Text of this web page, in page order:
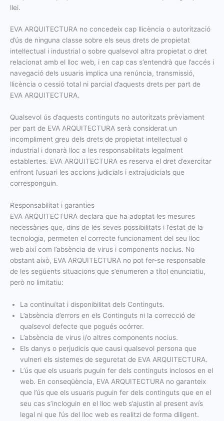
llei.
EVA ARQUITECTURA no concedeix cap llicència o autorització
d’ús de ninguna classe sobre els seus drets de propietat
intel·lectual i industrial o sobre qualsevol altra propietat o dret
relacionat amb el lloc web, i en cap cas s’entendrà que l’accés i
navegació dels usuaris implica una renúncia, transmissió,
llicència o cessió total ni parcial d’aquests drets per part de
EVA ARQUITECTURA.
Qualsevol ús d’aquests continguts no autoritzats prèviament
per part de EVA ARQUITECTURA serà considerat un
incompliment greu dels drets de propietat intel·lectual o
industrial i donarà lloc a les responsabilitats legalment
establertes. EVA ARQUITECTURA es reserva el dret d’exercitar
enfront l’usuari les accions judicials i extrajudicials que
corresponguin.
Responsabilitat i garanties
EVA ARQUITECTURA declara que ha adoptat les mesures
necessàries que, dins de les seves possibilitats i l’estat de la
tecnologia, permeten el correcte funcionament del seu lloc
web així com l’absència de virus i components nocius. No
obstant això, EVA ARQUITECTURA no pot fer-se responsable
de les següents situacions que s’enumeren a títol enunciatiu,
però no limitatiu:
La continuïtat i disponibilitat dels Continguts.
L’absència d’errors en els Continguts ni la correcció de
qualsevol defecte que pogués ocórrer.
L’absència de virus i/o altres components nocius.
Els danys o perjudicis que causi qualsevol persona que
vulneri els sistemes de seguretat de EVA ARQUITECTURA.
L’ús que els usuaris puguin fer dels continguts inclosos en el
web. En conseqüència, EVA ARQUITECTURA no garanteix
que l’ús que els usuaris puguin fer dels continguts que en el
seu cas s’incloguin en el lloc web s’ajustin al present avís
legal ni que l’ús del lloc web es realitzi de forma diligent.